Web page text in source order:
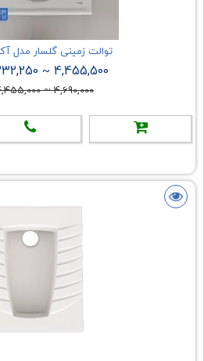
توالت زمینی گلسار مدل
4,455,500
~
4,690,000
~